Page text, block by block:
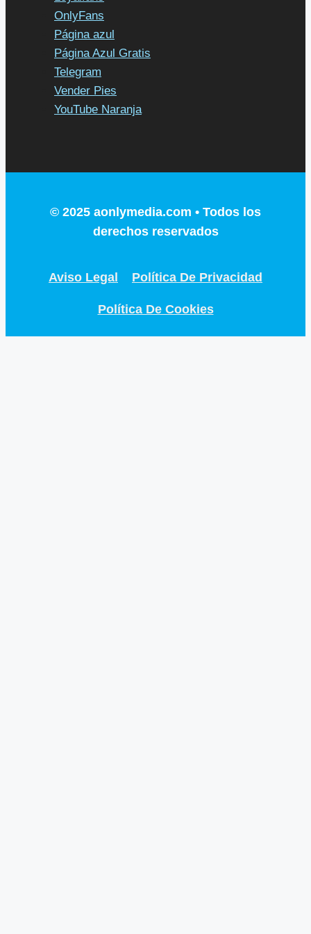
OnlyFans
Página azul
Página Azul Gratis
Telegram
Vender Pies
YouTube Naranja
© 2025 aonlymedia.com • Todos los
derechos reservados
Aviso Legal Política De Privacidad
Política De Cookies